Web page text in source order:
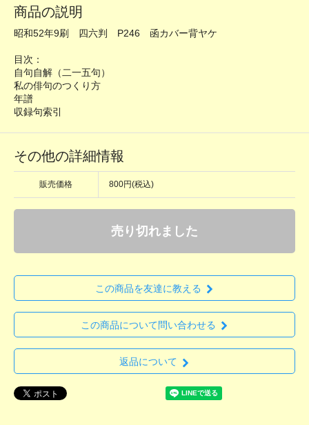
商品の説明
昭和52年9刷 四六判 P246 函カバー背ヤケ
目次：
自句自解（二一五句）
私の俳句のつくり方
年譜
収録句索引
その他の詳細情報
販売価格 800円(税込)
売り切れました
この商品を友達に教える
この商品について問い合わせる
返品について